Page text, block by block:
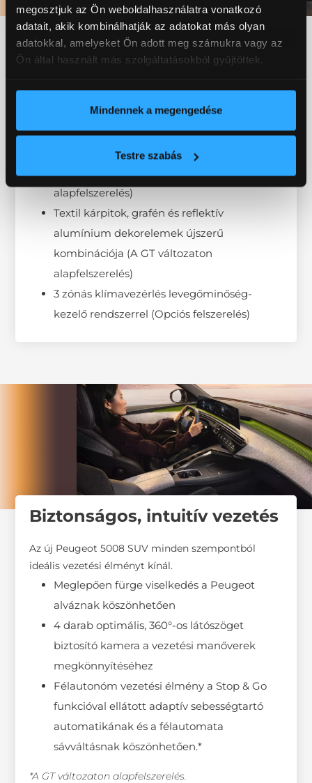
megosztjuk az Ön weboldalhasználatra vonatkozó
adatait, akik kombinálhatják az adatokat más olyan
adatokkal, amelyeket Ön adott meg számukra vagy az
Ön által használt más szolgáltatásokból gyűjtöttek.
Mindennek a megengedése
Testre szabás
Új Peugeot Panoramic I-
Cockpit®
köszönhetően:
Hatalmas panoráma-napfénytető (opciós
felszerelés)
Testre szabható hangulatvilágítás (az 1. és
2. üléssorban) (A GT változatban
alapfelszerelés)
Textil kárpitok, grafén és reflektív
alumínium dekorelemek újszerű
kombinációja (A GT változaton
alapfelszerelés)
3 zónás klímavezérlés levegőminőség-
kezelő rendszerrel (Opciós felszerelés)
Biztonságos, intuitív vezetés
Az új Peugeot 5008 SUV minden szempontból
ideális vezetési élményt kínál.
Meglepően fürge viselkedés a Peugeot
alváznak köszönhetően
4 darab optimális, 360°-os látószöget
biztosító kamera a vezetési manőverek
megkönnyítéséhez
Félautonóm vezetési élmény a Stop & Go
funkcióval ellátott adaptív sebességtartó
automatikának és a félautomata
sávváltásnak köszönhetően.*
*A GT változaton alapfelszerelés.